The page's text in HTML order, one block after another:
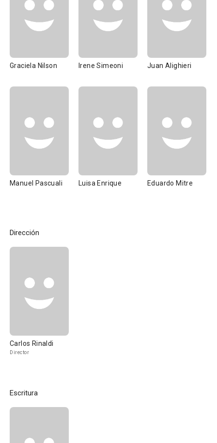
Graciela Nilson Irene Simeoni Juan Alighieri
Manuel Pascuali Luisa Enrique Eduardo Mitre
Dirección
Carlos Rinaldi
Director
Escritura